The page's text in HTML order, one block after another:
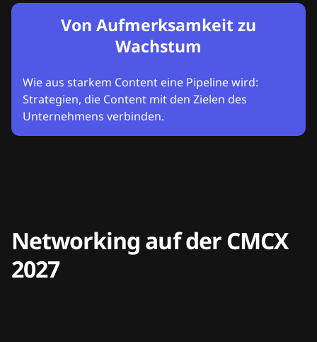
Von Aufmerksamkeit zu
Wachstum
Wie aus starkem Content eine Pipeline wird:
Strategien, die Content mit den Zielen des
Unternehmens verbinden.
Networking auf der CMCX
2027